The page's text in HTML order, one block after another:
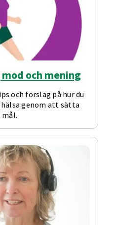
och mening
och förslag på hur du
hälsa genom att sätta